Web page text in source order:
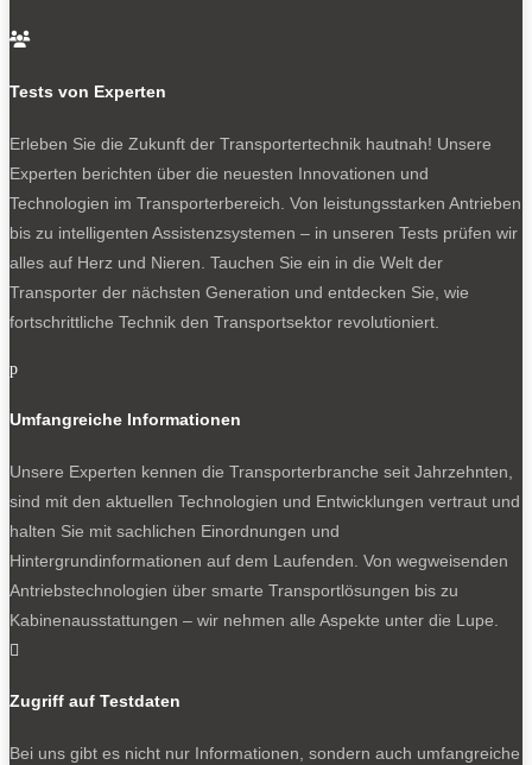

Tests von Experten
Erleben Sie die Zukunft der Transportertechnik hautnah! Unsere
Experten berichten über die neuesten Innovationen und
Technologien im Transporterbereich. Von leistungsstarken Antrieben
bis zu intelligenten Assistenzsystemen – in unseren Tests prüfen wir
alles auf Herz und Nieren. Tauchen Sie ein in die Welt der
Transporter der nächsten Generation und entdecken Sie, wie
fortschrittliche Technik den Transportsektor revolutioniert.
p
Umfangreiche Informationen
Unsere Experten kennen die Transporterbranche seit Jahrzehnten,
sind mit den aktuellen Technologien und Entwicklungen vertraut und
halten Sie mit sachlichen Einordnungen und
Hintergrundinformationen auf dem Laufenden. Von wegweisenden
Antriebstechnologien über smarte Transportlösungen bis zu
Kabinenausstattungen – wir nehmen alle Aspekte unter die Lupe.

Zugriff auf Testdaten
Bei uns gibt es nicht nur Informationen, sondern auch umfangreiche